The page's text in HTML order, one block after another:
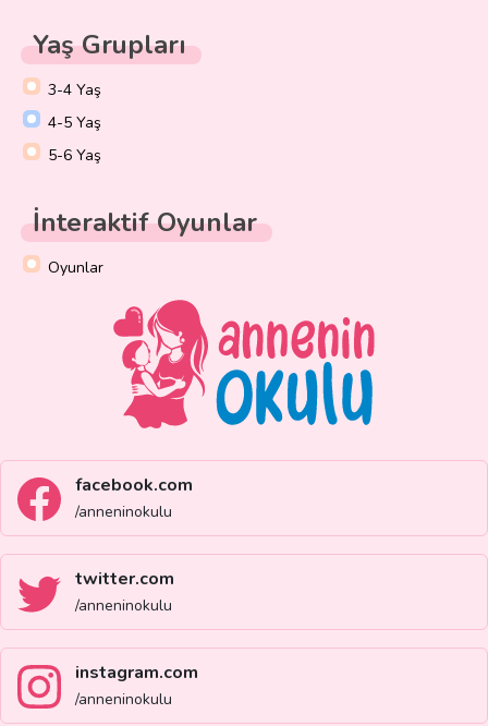
Yaş Grupları
3-4 Yaş
4-5 Yaş
5-6 Yaş
İnteraktif Oyunlar
Oyunlar
facebook.com
/anneninokulu
twitter.com
/anneninokulu
instagram.com
/anneninokulu